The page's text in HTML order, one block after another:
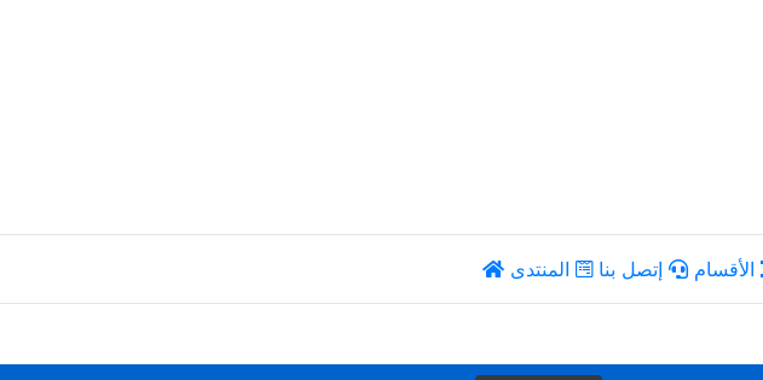
الأقسام إتصل بنا المنتدى